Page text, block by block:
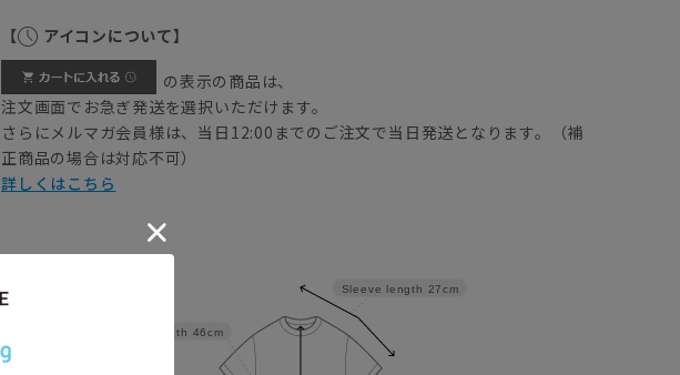
【 アイコンについて】
の表示の商品は、
注文画面でお急ぎ発送を選択いただけます。
さらにメルマガ会員様は、当日12:00までのご注文で当日発送となります。（補
正商品の場合は対応不可）
詳しくはこちら
Sleeve length 27cm
Width 46cm